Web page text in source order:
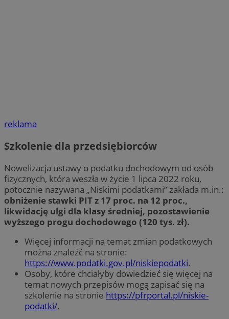
reklama
Szkolenie dla przedsiębiorców
Nowelizacja ustawy o podatku dochodowym od osób
fizycznych, która weszła w życie 1 lipca 2022 roku,
potocznie nazywana „Niskimi podatkami” zakłada m.in.:
obniżenie stawki PIT z 17 proc. na 12 proc.,
likwidację ulgi dla klasy średniej, pozostawienie
wyższego progu dochodowego (120 tys. zł).
Więcej informacji na temat zmian podatkowych
można znaleźć na stronie:
https://www.podatki.gov.pl/niskiepodatki.
Osoby, które chciałyby dowiedzieć się więcej na
temat nowych przepisów mogą zapisać się na
szkolenie na stronie https://pfrportal.pl/niskie-
podatki/.